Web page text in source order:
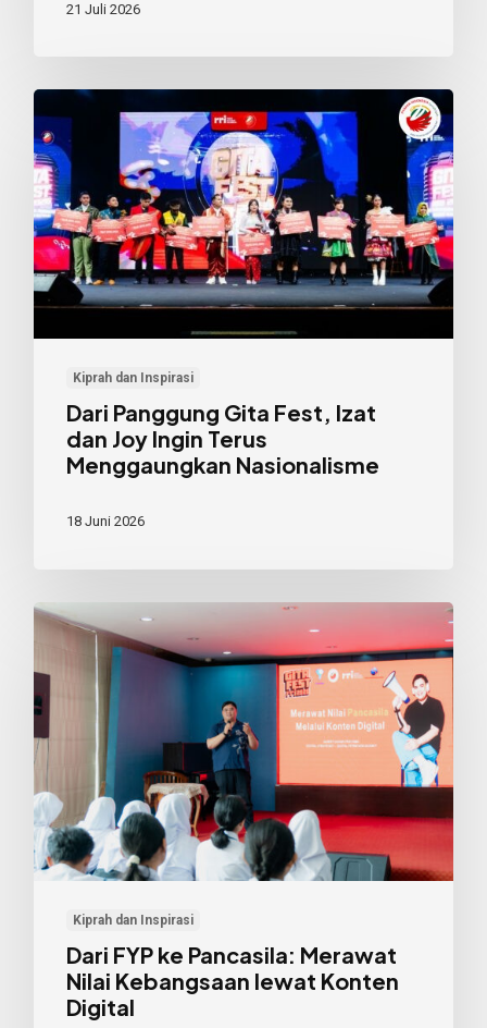
21 Juli 2026
Kiprah dan Inspirasi
Panggung
Gita
Fest,
Izat
dan
Joy
Menggaungkan
Nasionalisme
Dari Panggung Gita Fest, Izat
dan Joy Ingin Terus
Menggaungkan Nasionalisme
18 Juni 2026
Kiprah dan Inspirasi
Dari
ke
Pancasila:
Merawat
Nilai
Kebangsaan
lewat
Konten
Dari FYP ke Pancasila: Merawat
Nilai Kebangsaan lewat Konten
Digital